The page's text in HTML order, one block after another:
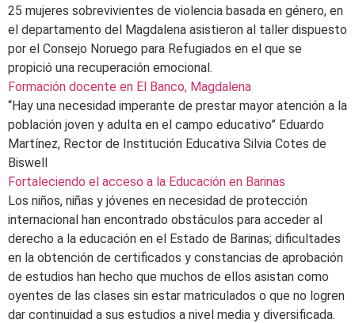
25 mujeres sobrevivientes de violencia basada en género, en
el departamento del Magdalena asistieron al taller dispuesto
por el Consejo Noruego para Refugiados en el que se
propició una recuperación emocional.
Formación docente en El Banco, Magdalena
“Hay una necesidad imperante de prestar mayor atención a la
población joven y adulta en el campo educativo” Eduardo
Martínez, Rector de Institución Educativa Silvia Cotes de
Biswell
Fortaleciendo el acceso a la Educación en Barinas
Los niños, niñas y jóvenes en necesidad de protección
internacional han encontrado obstáculos para acceder al
derecho a la educación en el Estado de Barinas; dificultades
en la obtención de certificados y constancias de aprobación
de estudios han hecho que muchos de ellos asistan como
oyentes de las clases sin estar matriculados o que no logren
dar continuidad a sus estudios a nivel media y diversificada.